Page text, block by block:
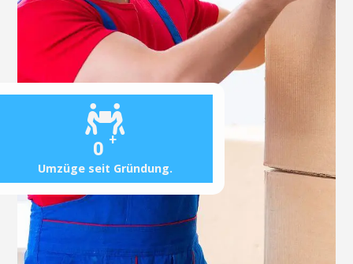
0 +
Umzüge seit Gründung.